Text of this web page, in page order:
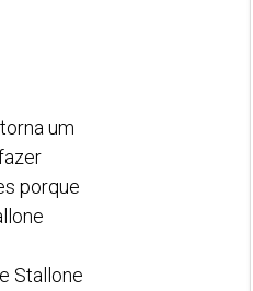
um
porque
Stallone